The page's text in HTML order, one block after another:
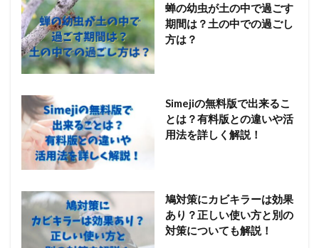
蝉の幼虫が土の中で過ごす
期間は？土の中での過ごし
方は？
Simejiの無料版で出来るこ
とは？有料版との違いや活
用法を詳しく解説！
鳩対策にカビキラーは効果
あり？正しい使い方と別の
対策についても解説！